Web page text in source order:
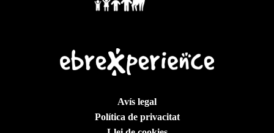
Avís legal
Política de privacitat